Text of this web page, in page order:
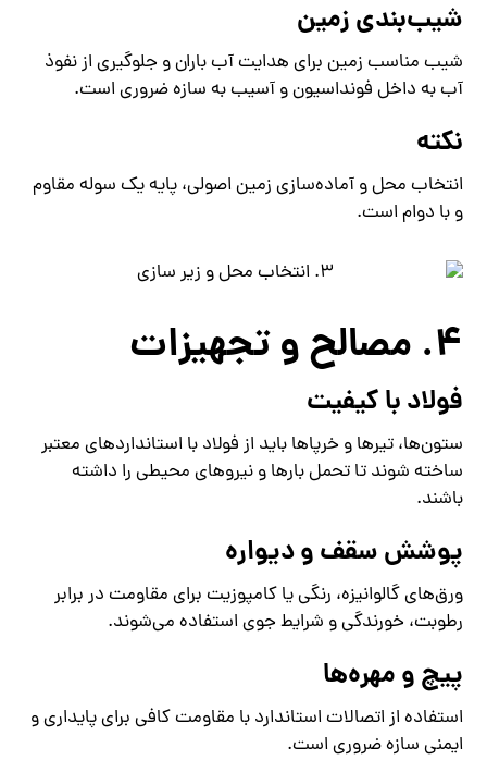
شیب‌بندی زمین
شیب مناسب زمین برای هدایت آب باران و جلوگیری از نفوذ
آب به داخل فونداسیون و آسیب به سازه ضروری است.
نکته
انتخاب محل و آماده‌سازی زمین اصولی، پایه یک سوله مقاوم
و با دوام است.
4. مصالح و تجهیزات
فولاد با کیفیت
ستون‌ها، تیرها و خرپاها باید از فولاد با استانداردهای معتبر
ساخته شوند تا تحمل بارها و نیروهای محیطی را داشته
باشند.
پوشش سقف و دیواره
ورق‌های گالوانیزه، رنگی یا کامپوزیت برای مقاومت در برابر
رطوبت، خورندگی و شرایط جوی استفاده می‌شوند.
پیچ و مهره‌ها
استفاده از اتصالات استاندارد با مقاومت کافی برای پایداری و
ایمنی سازه ضروری است.